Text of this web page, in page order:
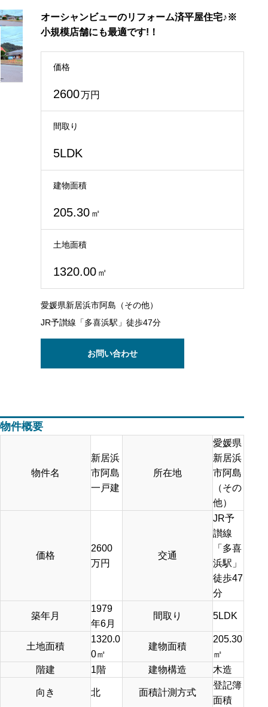
オーシャンビューのリフォーム済平屋住宅♪※
小規模店舗にも最適です!！
価格
2600万円
間取り
5LDK
建物面積
205.30 ㎡
土地面積
1320.00 ㎡
愛媛県新居浜市阿島（その他）
JR予讃線「多喜浜駅」徒歩47分
お問い合わせ
物件概要
物件名
新居浜
市阿島
一戸建
所在地
愛媛県
新居浜
市阿島
（その
他）
価格
2600
万円
交通
JR予
讃線
「多喜
浜駅」
徒歩47
分
築年月
1979
年6月
間取り 5LDK
土地面積
1320.0
0㎡
建物面積
205.30
㎡
階建
1階 建物構造 木造
向き 北 面積計測方式
登記簿
面積